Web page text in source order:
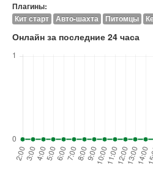
Плагины:
Кит старт Авто-шахта Питомцы
Онлайн за последние 24 часа